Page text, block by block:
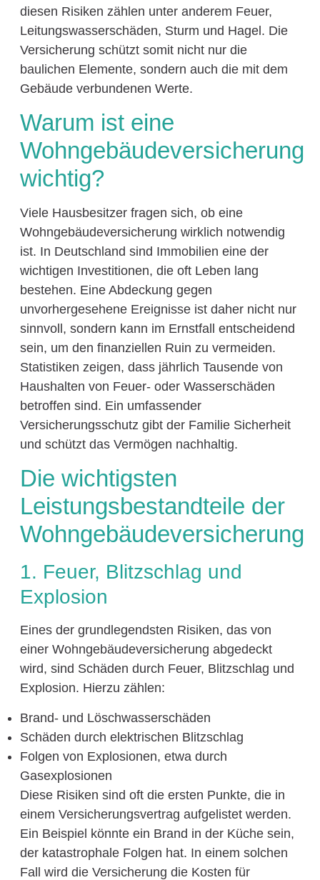
diesen Risiken zählen unter anderem Feuer,
Leitungswasserschäden, Sturm und Hagel. Die
Versicherung schützt somit nicht nur die
baulichen Elemente, sondern auch die mit dem
Gebäude verbundenen Werte.
Warum ist eine
Wohngebäudeversicherung
wichtig?
Viele Hausbesitzer fragen sich, ob eine
Wohngebäudeversicherung wirklich notwendig
ist. In Deutschland sind Immobilien eine der
wichtigen Investitionen, die oft Leben lang
bestehen. Eine Abdeckung gegen
unvorhergesehene Ereignisse ist daher nicht nur
sinnvoll, sondern kann im Ernstfall entscheidend
sein, um den finanziellen Ruin zu vermeiden.
Statistiken zeigen, dass jährlich Tausende von
Haushalten von Feuer- oder Wasserschäden
betroffen sind. Ein umfassender
Versicherungsschutz gibt der Familie Sicherheit
und schützt das Vermögen nachhaltig.
Die wichtigsten
Leistungsbestandteile der
Wohngebäudeversicherung
1. Feuer, Blitzschlag und
Explosion
Eines der grundlegendsten Risiken, das von
einer Wohngebäudeversicherung abgedeckt
wird, sind Schäden durch Feuer, Blitzschlag und
Explosion. Hierzu zählen:
Brand- und Löschwasserschäden
Schäden durch elektrischen Blitzschlag
Folgen von Explosionen, etwa durch
Gasexplosionen
Diese Risiken sind oft die ersten Punkte, die in
einem Versicherungsvertrag aufgelistet werden.
Ein Beispiel könnte ein Brand in der Küche sein,
der katastrophale Folgen hat. In einem solchen
Fall wird die Versicherung die Kosten für